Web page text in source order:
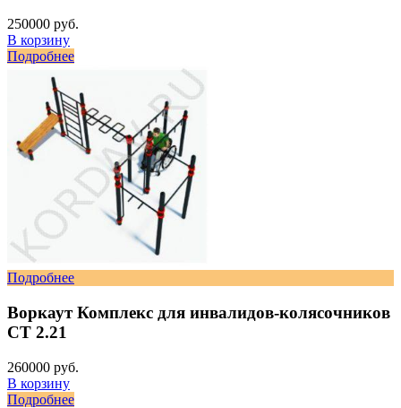
250000 руб.
В корзину
Подробнее
Подробнее
Воркаут Комплекс для инвалидов-колясочников
СТ 2.21
260000 руб.
В корзину
Подробнее